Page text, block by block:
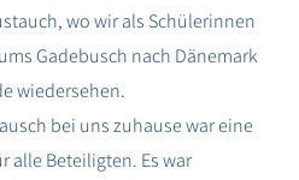
wo wir als Schülerinnen
Gadebusch nach Dänemark
wiedersehen.
bei uns zuhause war eine
alle Beteiligten. Es war